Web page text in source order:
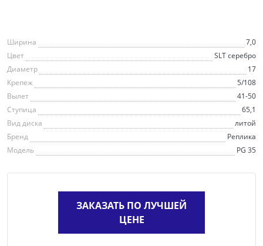
Ширина
7,0
Цвет
SLT серебро
Диаметр
17
Крепеж
5/108
Вылет
41-50
Ступица
65,1
Вид диска
литой
Бренд
Реплика
Модель
PG 35
ЗАКАЗАТЬ ПО ЛУЧШЕЙ
ЦЕНЕ